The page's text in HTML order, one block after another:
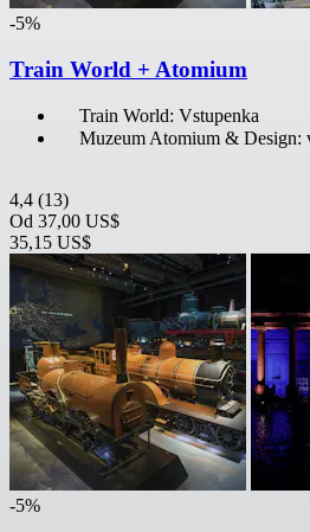
-5%
Train World + Atomium
Train World: Vstupenka
Muzeum Atomium & Design:
4,4 (13)
Od 37,00 US$
35,15 US$
-5%